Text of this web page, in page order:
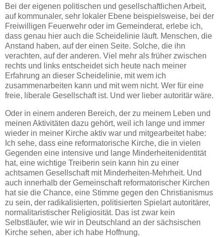
Bei der eigenen politischen und gesellschaftlichen Arbeit,
auf kommunaler, sehr lokaler Ebene beispielsweise, bei der
Freiwilligen Feuerwehr oder im Gemeinderat, erlebe ich,
dass genau hier auch die Scheidelinie läuft. Menschen, die
Anstand haben, auf der einen Seite. Solche, die ihn
verachten, auf der anderen. Viel mehr als früher zwischen
rechts und links entscheidet sich heute nach meiner
Erfahrung an dieser Scheidelinie, mit wem ich
zusammenarbeiten kann und mit wem nicht. Wer für eine
freie, liberale Gesellschaft ist. Und wer lieber autoritär wäre.
Oder in einem anderen Bereich, der zu meinem Leben und
meinen Aktivitäten dazu gehört, weil ich lange und immer
wieder in meiner Kirche aktiv war und mitgearbeitet habe:
Ich sehe, dass eine reformatorische Kirche, die in vielen
Gegenden eine intensive und lange Minderheitenidentität
hat, eine wichtige Treiberin sein kann hin zu einer
achtsamen Gesellschaft mit Minderheiten-Mehrheit. Und
auch innerhalb der Gemeinschaft reformatorischer Kirchen
hat sie die Chance, eine Stimme gegen den Christianismus
zu sein, der radikalisierten, politisierten Spielart autoritärer,
normalitaristischer Religiosität. Das ist zwar kein
Selbstläufer, wie wir in Deutschland an der sächsischen
Kirche sehen, aber ich habe Hoffnung.